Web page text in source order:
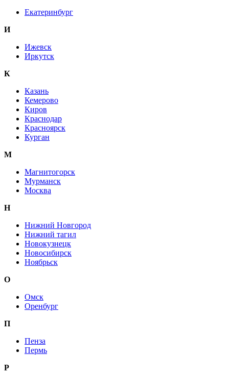
Екатеринбург
И
Ижевск
Иркутск
К
Казань
Кемерово
Киров
Краснодар
Красноярск
Курган
М
Магнитогорск
Мурманск
Москва
Н
Нижний Новгород
Нижний тагил
Новокузнецк
Новосибирск
Ноябрьск
О
Омск
Оренбург
П
Пенза
Пермь
Р